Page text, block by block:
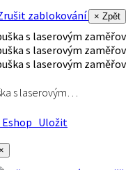
zablokování
× Zpět
s laserovým…
Uložit